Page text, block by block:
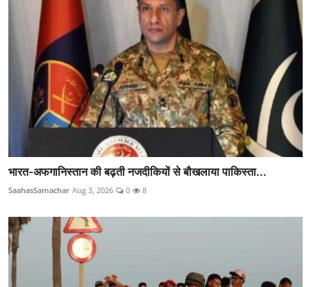
भारत-अफगानिस्तान की बढ़ती नजदीकियों से बौखलाया पाकिस्ता...
SaahasSamachar Aug 3, 2026 0 8